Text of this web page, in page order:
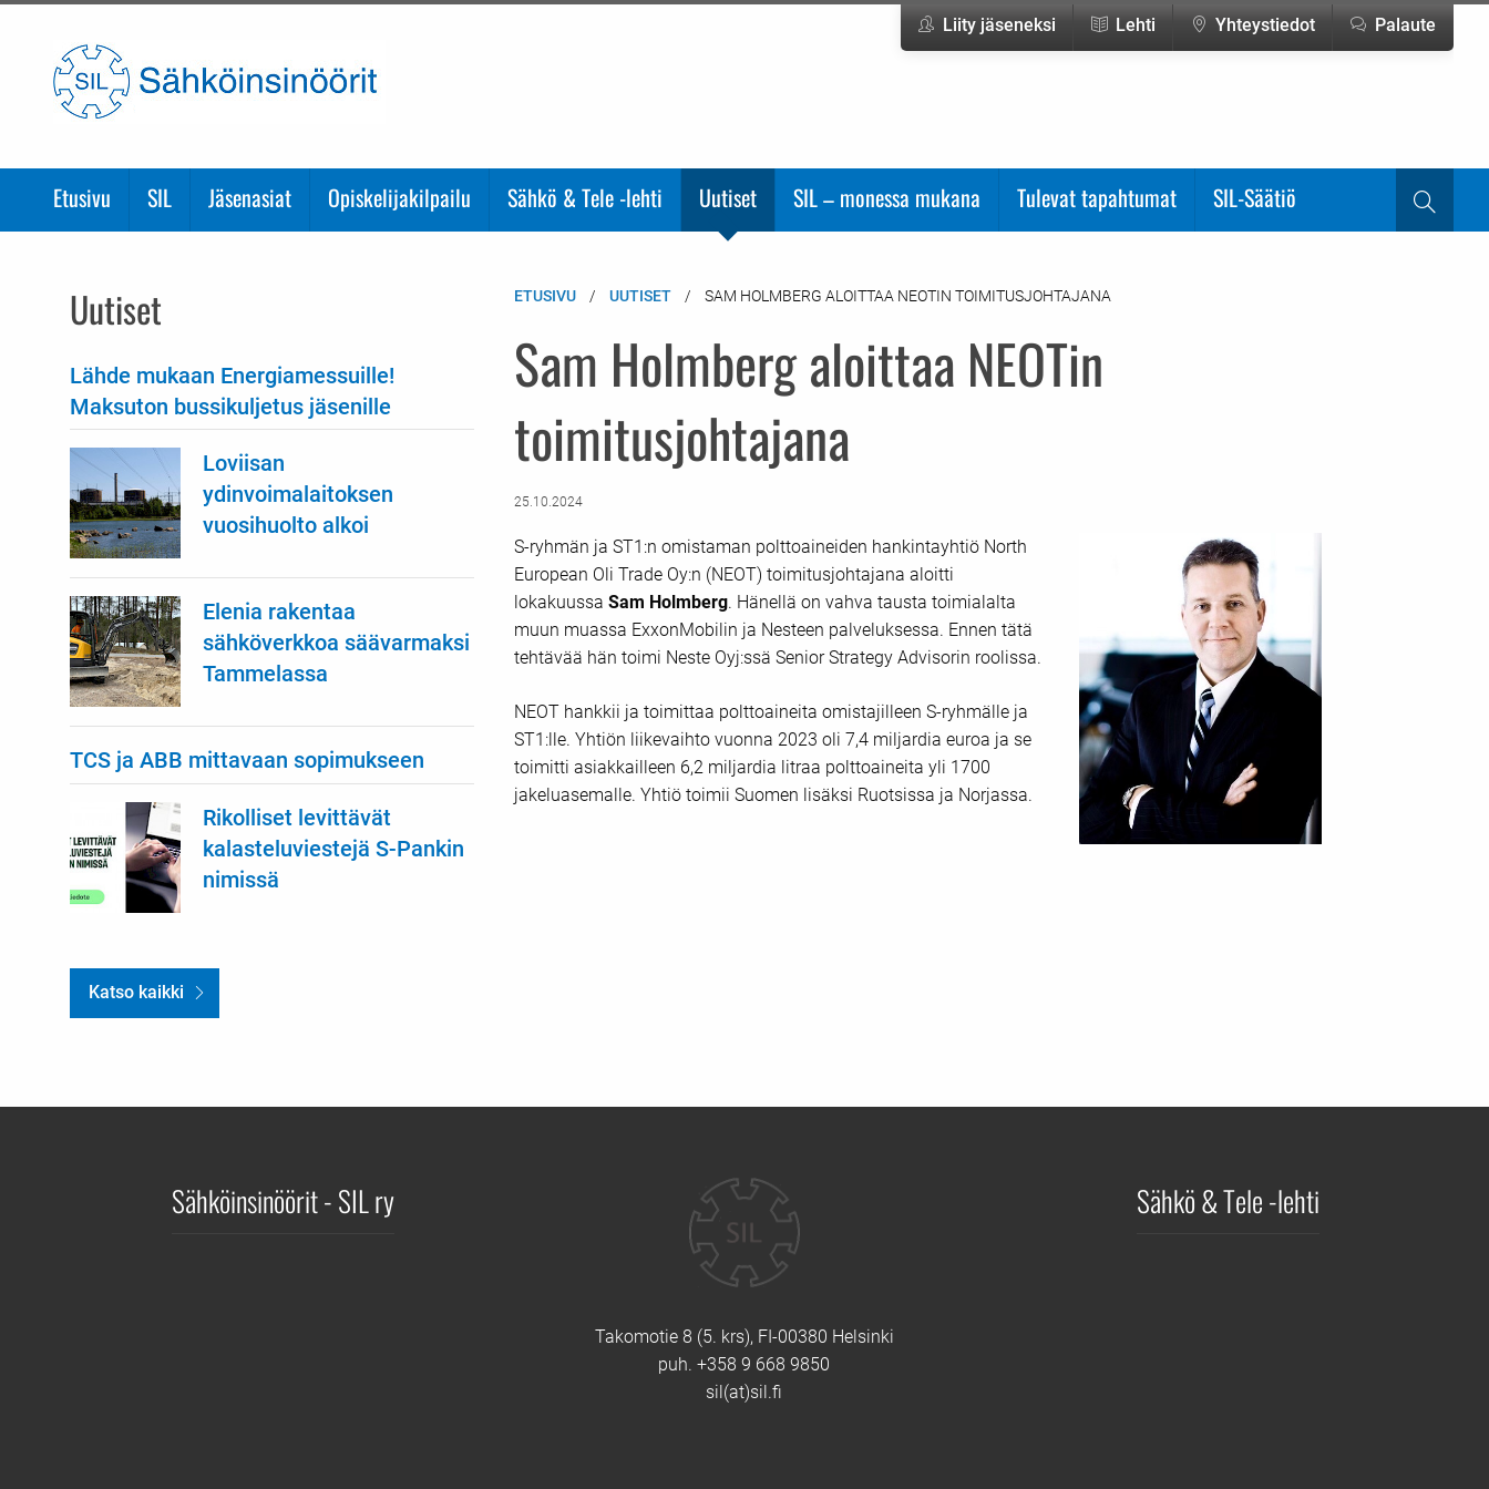
Liity jäseneksi Lehti Yhteystiedot
Palaute
Etusivu SIL Jäsenasiat Opiskelijakilpailu Sähkö & Tele -lehti Uutiset SIL – monessa mukana Tulevat tapahtumat SIL-Säätiö Haku
ETUSIVU UUTISET SAM HOLMBERG ALOITTAA NEOTIN TOIMITUSJOHTAJANA
Sam Holmberg aloittaa NEOTin
toimitusjohtajana
25.10.2024
S-ryhmän ja ST1:n omistaman polttoaineiden hankintayhtiö North
European Oli Trade Oy:n (NEOT) toimitusjohtajana aloitti
lokakuussa Sam Holmberg. Hänellä on vahva tausta toimialalta
muun muassa ExxonMobilin ja Nesteen palveluksessa. Ennen tätä
tehtävää hän toimi Neste Oyj:ssä Senior Strategy Advisorin roolissa.
NEOT hankkii ja toimittaa polttoaineita omistajilleen S-ryhmälle ja
ST1:lle. Yhtiön liikevaihto vuonna 2023 oli 7,4 miljardia euroa ja se
toimitti asiakkailleen 6,2 miljardia litraa polttoaineita yli 1700
jakeluasemalle. Yhtiö toimii Suomen lisäksi Ruotsissa ja Norjassa.
Uutiset
Lähde mukaan Energiamessuille!
Maksuton bussikuljetus jäsenille
Loviisan
ydinvoimalaitoksen
vuosihuolto alkoi
Elenia rakentaa
sähköverkkoa säävarmaksi
Tammelassa
TCS ja ABB mittavaan sopimukseen
Rikolliset levittävät
kalasteluviestejä S-Pankin
nimissä
Katso kaikki
Sähköinsinöörit - SIL ry
Takomotie 8 (5. krs), FI-00380 Helsinki
puh. +358 9 668 9850
sil(at)sil.fi
Sähkö & Tele -lehti